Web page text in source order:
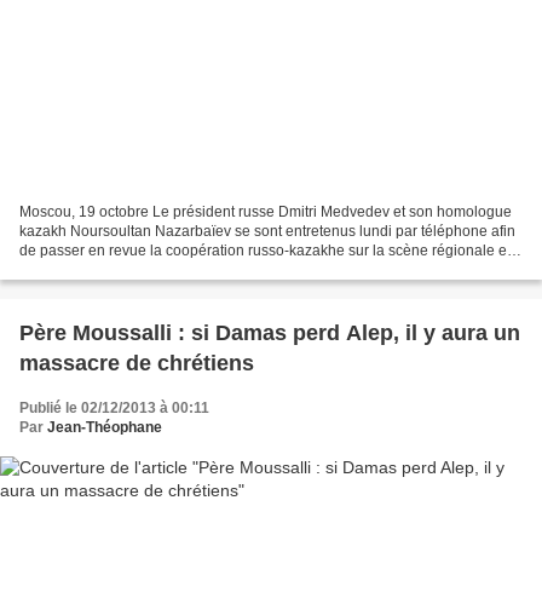
Moscou, 19 octobre Le président russe Dmitri Medvedev et son homologue
kazakh Noursoultan Nazarbaïev se sont entretenus lundi par téléphone afin
de passer en revue la coopération russo-kazakhe sur la scène régionale et
Père Moussalli : si Damas perd Alep, il y aura un
massacre de chrétiens
Publié le 02/12/2013 à 00:11
Par Jean-Théophane